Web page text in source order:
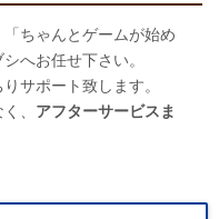
「ちゃんとゲームが始め
へお任せ下さい。
サポート致します。
、 アフターサービスま